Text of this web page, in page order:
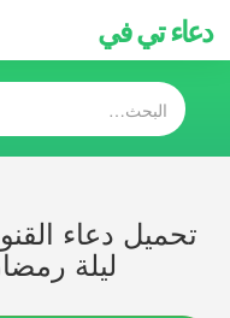
دعاء تي في
تحميل دعاء
ليلة